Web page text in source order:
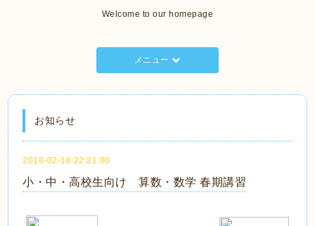
Welcome to our homepage
メニュー
お知らせ
2018-02-18 22:21:00
小・中・高校生向け 算数・数学 春期講習